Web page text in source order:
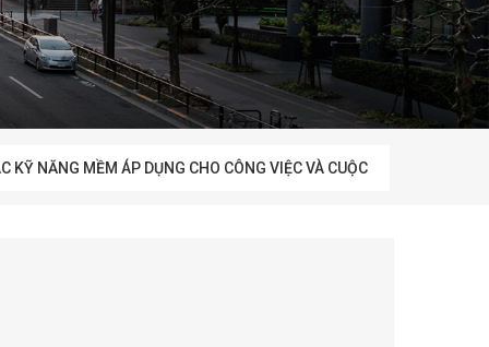
KỸ NĂNG MỀM ÁP DỤNG CHO CÔNG VIỆC VÀ CUỘC